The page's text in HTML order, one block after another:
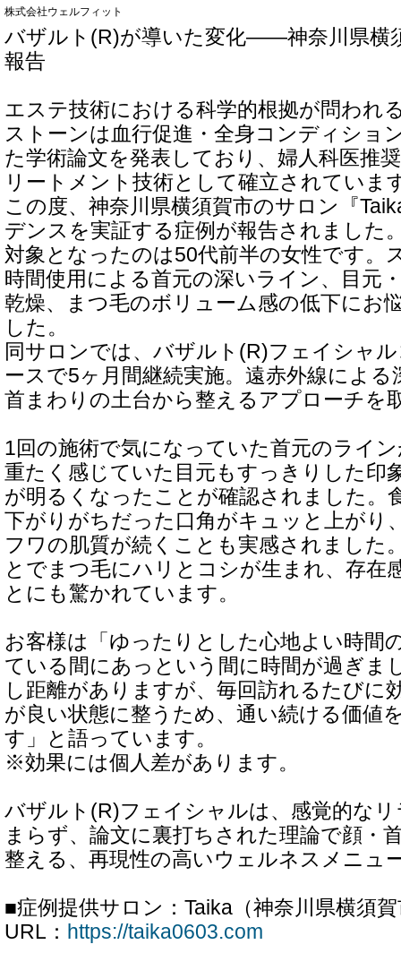
株式会社ウェルフィット
バザルト(R)が導いた変化――神奈川県横
報告
エステ技術における科学的根拠が問われ
ストーンは血行促進・全身コンディショ
た学術論文を発表しており、婦人科医推
リートメント技術として確立されていま
この度、神奈川県横須賀市のサロン『
デンスを実証する症例が報告されました
対象となったのは50代前半の女性です。
時間使用による首元の深いライン、目元
乾燥、まつ毛のボリューム感の低下にお
した。
同サロンでは、バザルト(R)フェイシャ
ースで5ヶ月間継続実施。遠赤外線による
首まわりの土台から整えるアプローチを
1回の施術で気になっていた首元のライ
重たく感じていた目元もすっきりした印
が明るくなったことが確認されました。
下がりがちだった口角がキュッと上がり
フワの肌質が続くことも実感されました
とでまつ毛にハリとコシが生まれ、存在
とにも驚かれています。
お客様は「ゆったりとした心地よい時間
ている間にあっという間に時間が過ぎま
し距離がありますが、毎回訪れるたびに
が良い状態に整うため、通い続ける価値
す」と語っています。
※効果には個人差があります。
バザルト(R)フェイシャルは、感覚的な
まらず、論文に裏打ちされた理論で顔・
整える、再現性の高いウェルネスメニュ
■症例提供サロン：Taika（神奈川県横須
URL： https://taika0603.com